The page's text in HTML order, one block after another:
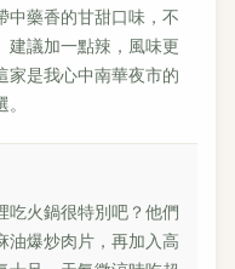
中藥香的甘甜口味，不
建議加一點辣，風味更
家是我心中南華夜市的
吃火鍋很特別吧？他們
油爆炒肉片，再加入高